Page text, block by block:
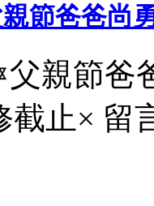
節爸爸尚
親節爸
截止× 留